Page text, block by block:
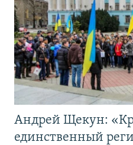
Андрей Щекун:
единственный